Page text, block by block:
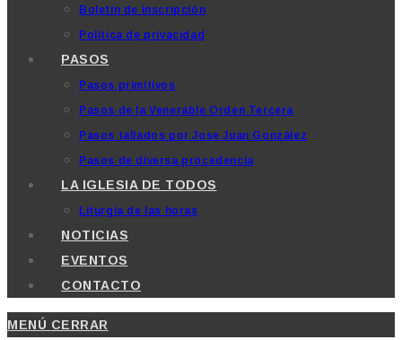
Boletín de inscripción
Política de privacidad
PASOS
Pasos primitivos
Pasos de la Venerable Orden Tercera
Pasos tallados por Jose Juan González
Pasos de diversa procedencia
LA IGLESIA DE TODOS
Liturgia de las horas
NOTICIAS
EVENTOS
CONTACTO
MENÚ CERRAR